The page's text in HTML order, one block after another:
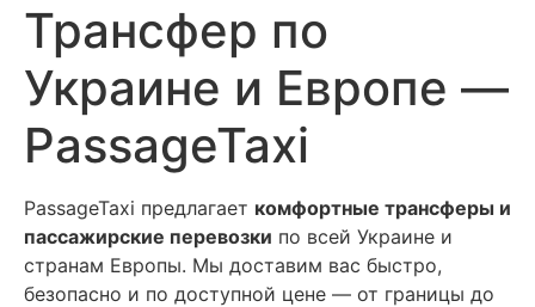
Трансфер по
Украине и Европе —
PassageTaxi
PassageTaxi предлагает комфортные трансферы и
пассажирские перевозки по всей Украине и
странам Европы. Мы доставим вас быстро,
безопасно и по доступной цене — от границы до